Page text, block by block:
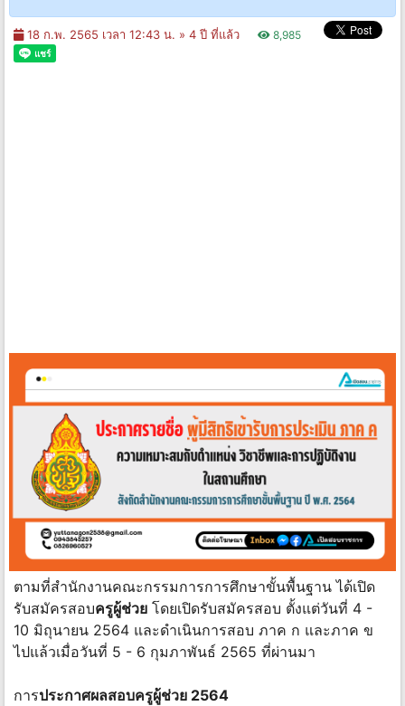
18 ก.พ. 2565 เวลา 12:43 น. » 4 ปี ที่แล้ว 8,985
ตามที่สำนักงานคณะกรรมการการศึกษาขั้นพื้นฐาน ได้เปิด
รับสมัครสอบครูผู้ช่วย โดยเปิดรับสมัครสอบ ตั้งแต่วันที่ 4 -
10 มิถุนายน 2564 และดำเนินการสอบ ภาค ก และภาค ข
ไปแล้วเมื่อวันที่ 5 - 6 กุมภาพันธ์ 2565 ที่ผ่านมา
การประกาศผลสอบครูผู้ช่วย 2564